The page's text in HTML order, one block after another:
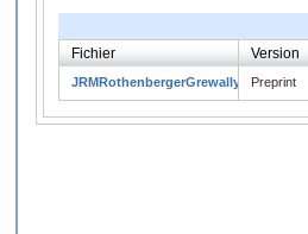
Fichier Version
JRMRothenbergerGrewalIyer.pdfPreprint